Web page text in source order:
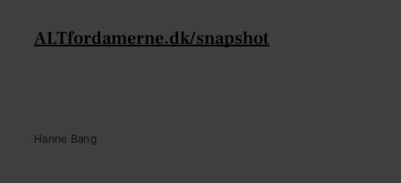
ALTfordamerne.dk/snapshot
Hanne Bang